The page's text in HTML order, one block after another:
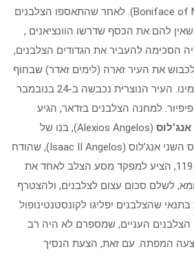
(Boniface of Montferrat). לאחר שהתאספו הצלבנים
התברר שאין להם את הכסף שדרשו הוונציאנים ,
הסכימה להעביר את הגדודים הצלבנים,
לכבוש את העיר זארה (לימים זאדר) שבחוף
דלמטיה, בקרואטיה של ימינו. העיר הנוצרית נכבשה ב-24 בנובמבר
למחנה הצלבנים בזדאר, הגיע
(Alexios Angelos), בנו של
השליט הביזנטי, איסאקיוס השני אנג’לוס (Isaac II Angelos), שהודח
מתפקידו על ידי אחיו ב-1195, הציע למפקד מסע הצלב לאחד את
לשלם סכום עצום לצלבנים, ולהצטרף
שהצלבנים יפליגו לקונסטנטינופול
הצלבנים העניים, שמספרם לא היה רב
המפתה. עם זאת, הצעת הנסיך